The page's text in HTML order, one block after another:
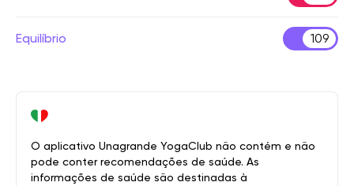
Equilíbrio 109
O aplicativo Unagrande YogaClub não contém e não
pode conter recomendações de saúde. As
informações de saúde são destinadas à